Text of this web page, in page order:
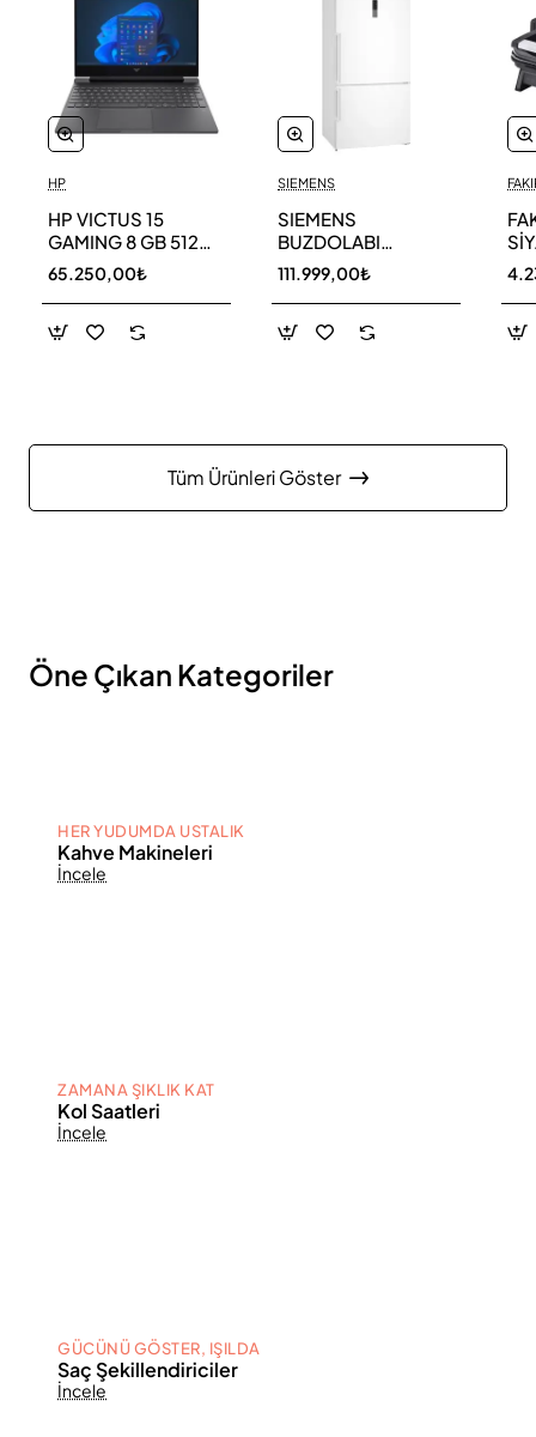
HP
HP VICTUS 15
GAMING 8 GB 512
GB SSD LAPTOP
FA0011NT 80D33EA
65.250,00₺
SIEMENS
SIEMENS
BUZDOLABI
KG86NCWE0N
111.999,00₺
Tüm Ürünleri Göster
Öne Çıkan Kategoriler
HER YUDUMDA USTALIK
Kahve Makineleri
İncele
ZAMANA ŞIKLIK KAT
Kol Saatleri
İncele
GÜCÜNÜ GÖSTER, IŞILDA
Saç Şekillendiriciler
İncele